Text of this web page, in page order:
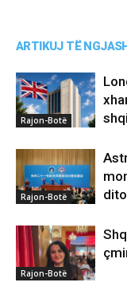
ARTIKUJ TË
Rajon-Botë
Rajon-Botë
Rajon-Botë